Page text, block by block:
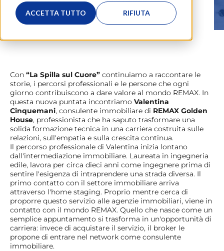
ACCETTA TUTTO RIFIUTA
Con “La Spilla sul Cuore” continuiamo a raccontare le
storie, i percorsi professionali e le persone che ogni
giorno contribuiscono a dare valore al mondo REMAX. In
questa nuova puntata incontriamo Valentina
Cinquemani, consulente immobiliare di REMAX Golden
House, professionista che ha saputo trasformare una
solida formazione tecnica in una carriera costruita sulle
relazioni, sull'empatia e sulla crescita continua.
Il percorso professionale di Valentina inizia lontano
dall'intermediazione immobiliare. Laureata in ingegneria
edile, lavora per circa dieci anni come ingegnere prima di
sentire l'esigenza di intraprendere una strada diversa. Il
primo contatto con il settore immobiliare arriva
attraverso l'home staging. Proprio mentre cerca di
proporre questo servizio alle agenzie immobiliari, viene in
contatto con il mondo REMAX. Quello che nasce come un
semplice appuntamento si trasforma in un'opportunità di
carriera: invece di acquistare il servizio, il broker le
propone di entrare nel network come consulente
immobiliare.